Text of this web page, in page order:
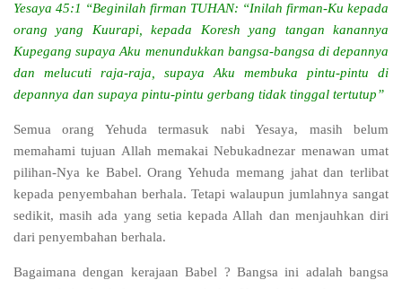
Yesaya 45:1 “Beginilah firman TUHAN: “Inilah firman-Ku kepada
orang yang Kuurapi, kepada Koresh yang tangan kanannya
Kupegang supaya Aku menundukkan bangsa-bangsa di depannya
dan melucuti raja-raja, supaya Aku membuka pintu-pintu di
depannya dan supaya pintu-pintu gerbang tidak tinggal tertutup”
Semua orang Yehuda termasuk nabi Yesaya, masih belum
memahami tujuan Allah memakai Nebukadnezar menawan umat
pilihan-Nya ke Babel. Orang Yehuda memang jahat dan terlibat
kepada penyembahan berhala. Tetapi walaupun jumlahnya sangat
sedikit, masih ada yang setia kepada Allah dan menjauhkan diri
dari penyembahan berhala.
Bagaimana dengan kerajaan Babel ? Bangsa ini adalah bangsa